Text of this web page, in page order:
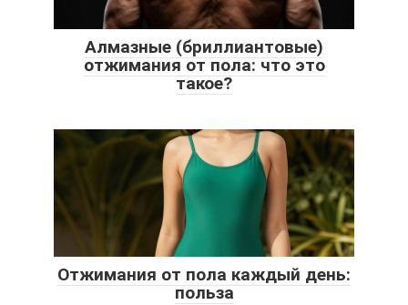
Алмазные (бриллиантовые)
отжимания от пола: что это
такое?
Отжимания от пола каждый день:
польза